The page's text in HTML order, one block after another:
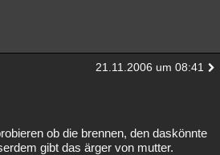
21.11.2006 um 08:41
ob die brennen, den daskönnte
gibt das ärger von mutter.